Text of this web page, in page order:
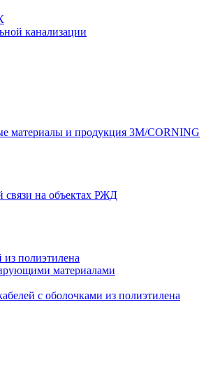
канализации
материалы и продукция 3M/CORNING
связи на объектах РЖД
полиэтилена
материалами
с оболочками из полиэтилена